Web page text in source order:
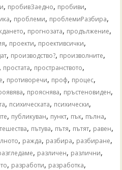
, пробивЗаедно, пробиви,
, проблеми, проблемиРазбира,
, прогнозата, продължение,
, проекти, проективсички,
, производство?, произволните,
, простата, пространството,
, противоречи, проф, процес,
, прояснява, пръстеновиден,
, психическата, психически,
, публикуван, пункт, пък, пълна,
, пътува, пътя, пътят, равен,
, ражда, разбира, разбиране,
, различен, различни,
, разработи, разработка,